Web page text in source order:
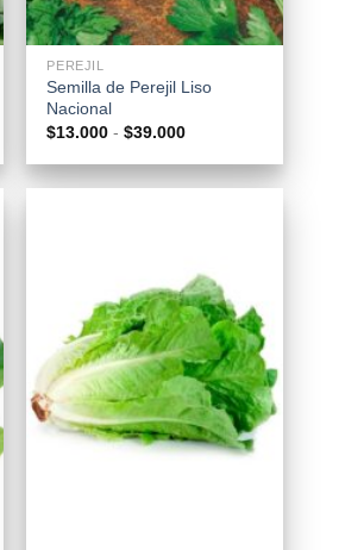
+
PEREJIL
Semilla de Perejil Liso
Nacional
$13.000 - $39.000Rango
precios: